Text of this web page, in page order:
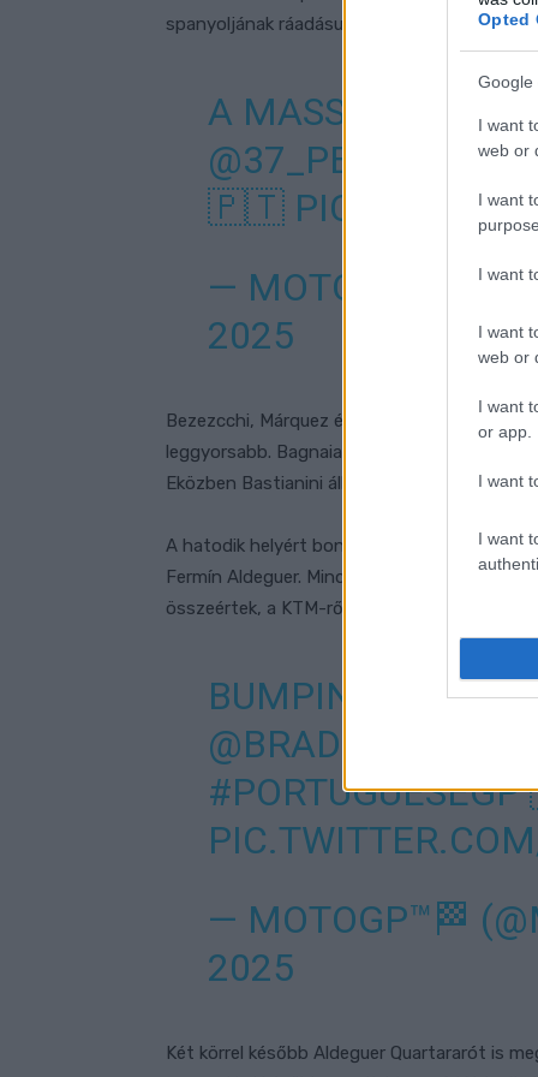
Opted
Google
I want
web or
I want
I want
I want
web or
I want
or app.
I want
I want
spanyoljának ráadásul korrigálnia is kellett,
A MASSIVE
🇵🇹
— MOTOGP™🏁
2025
Bezezcchi, Márquez és Acosta meglógtak a
leggyorsabb. Bagnaia nem tudta tartani
Eközben Bastianini állt vissza a versenybe,
A hatodik helyért bontakozott ki egy csata,
Fermín Aldeguer. Mindkét motoros utolérte
összeértek, a KTM-ről pedig némi alkatrész is
BUMPING,
@BRADBINDER_33
#PORTUGUESEGP
— MOTOGP™🏁
2025
Két körrel később Aldeguer Quartararót is